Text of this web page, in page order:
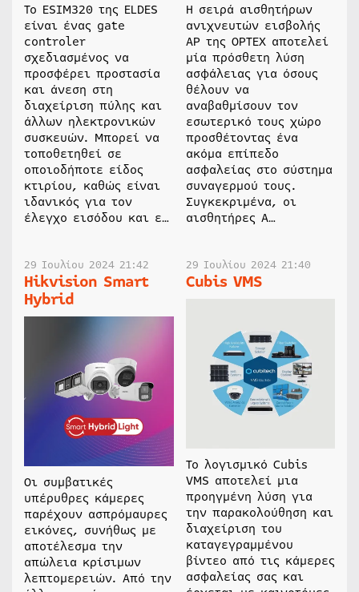
Το ESIM320 της ELDES
είναι ένας gate
controler
σχεδιασμένος να
προσφέρει προστασία
και άνεση στη
διαχείριση πύλης και
άλλων ηλεκτρονικών
συσκευών. Μπορεί να
τοποθετηθεί σε
οποιοδήποτε είδος
κτιρίου, καθώς είναι
ιδανικός για τον
έλεγχο εισόδου και ε…
Η σειρά αισθητήρων
ανιχνευτών εισβολής
AP της OPTEX αποτελεί
μία πρόσθετη λύση
ασφάλειας για όσους
θέλουν να
αναβαθμίσουν τον
εσωτερικό τους χώρο
προσθέτοντας ένα
ακόμα επίπεδο
ασφαλείας στο σύστημα
συναγερμού τους.
Συγκεκριμένα, οι
αισθητήρες A…
29 Ιουλίου 2024 21:42
Hikvision Smart
Hybrid
Οι συμβατικές
υπέρυθρες κάμερες
παρέχουν ασπρόμαυρες
εικόνες, συνήθως με
αποτέλεσμα την
απώλεια κρίσιμων
λεπτομερειών. Από την
29 Ιουλίου 2024 21:40
Cubis VMS
Το λογισμικό Cubis
VMS αποτελεί μια
προηγμένη λύση για
την παρακολούθηση και
διαχείριση του
καταγεγραμμένου
βίντεο από τις κάμερες
ασφαλείας σας και